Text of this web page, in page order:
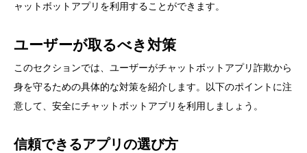
ャットボットアプリを利用することができます。
ユーザーが取るべき対策
このセクションでは、ユーザーがチャットボットアプリ詐欺から
身を守るための具体的な対策を紹介します。以下のポイントに注
意して、安全にチャットボットアプリを利用しましょう。
信頼できるアプリの選び方